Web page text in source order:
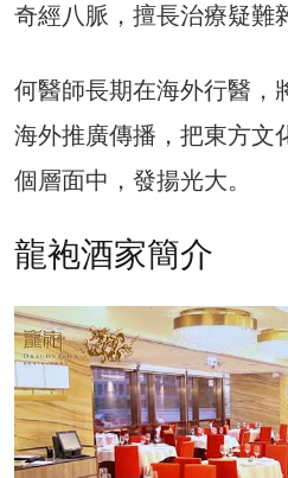
奇經八脈，擅長治療疑難
何醫師長期在海外行醫，
海外推廣傳播，把東方文
個層面中，發揚光大。
龍袍酒家簡介